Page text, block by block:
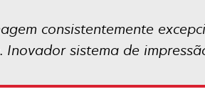
consistentemente
Inovador sistema de